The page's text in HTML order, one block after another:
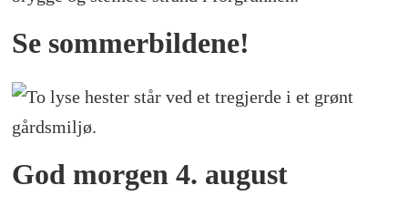
Se sommerbildene!
God morgen 4. august